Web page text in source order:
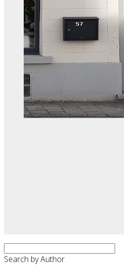
Search by Author